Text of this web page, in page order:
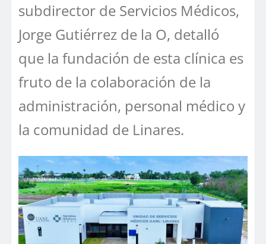
subdirector de Servicios Médicos,
Jorge Gutiérrez de la O, detalló
que la fundación de esta clínica es
fruto de la colaboración de la
administración, personal médico y
la comunidad de Linares.